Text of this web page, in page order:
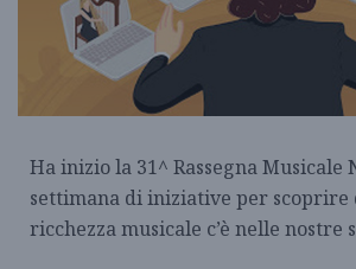
Ha inizio la 31^ Rassegna Musicale
settimana di iniziative per scoprire
ricchezza musicale c’è nelle nostre